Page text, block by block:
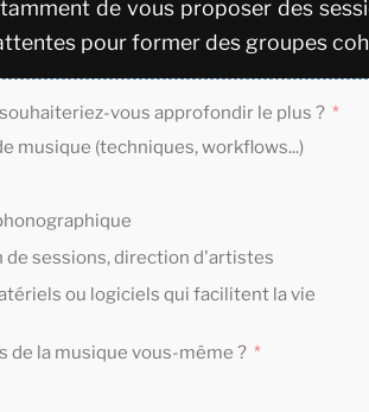
de vous proposer des
pour former des groupes
vous approfondir le plus ?
musique (techniques, workflows...)
de sessions, direction d'artistes
ou logiciels qui facilitent la vie
de la musique vous-même ?